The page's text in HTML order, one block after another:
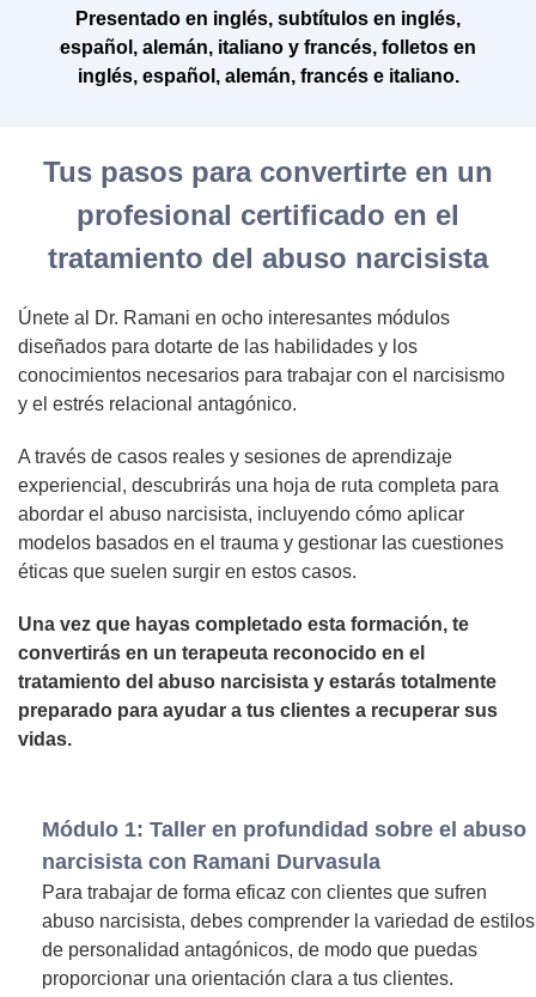
Presentado en inglés, subtítulos en inglés,
español, alemán, italiano y francés, folletos en
inglés, español, alemán, francés e italiano.
Tus pasos para convertirte en un
profesional certificado en el
tratamiento del abuso narcisista
Únete al Dr. Ramani en ocho interesantes módulos
diseñados para dotarte de las habilidades y los
conocimientos necesarios para trabajar con el narcisismo
y el estrés relacional antagónico.
A través de casos reales y sesiones de aprendizaje
experiencial, descubrirás una hoja de ruta completa para
abordar el abuso narcisista, incluyendo cómo aplicar
modelos basados en el trauma y gestionar las cuestiones
éticas que suelen surgir en estos casos.
Una vez que hayas completado esta formación, te
convertirás en un terapeuta reconocido en el
tratamiento del abuso narcisista y estarás totalmente
preparado para ayudar a tus clientes a recuperar sus
vidas.
Módulo 1: Taller en profundidad sobre el abuso
narcisista con Ramani Durvasula
Para trabajar de forma eficaz con clientes que sufren
abuso narcisista, debes comprender la variedad de estilos
de personalidad antagónicos, de modo que puedas
proporcionar una orientación clara a tus clientes.